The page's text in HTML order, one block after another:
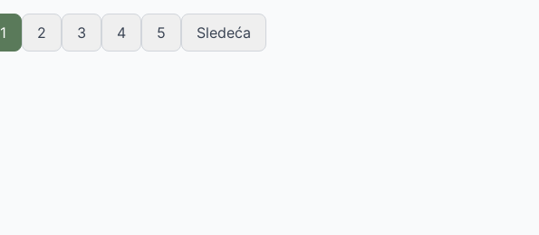
1 2 3 4 5 Sledeća